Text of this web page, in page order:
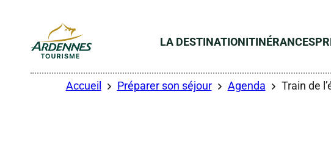
LA DESTINATIONITINÉRANCES
Accueil Préparer son séjour Agenda Train de